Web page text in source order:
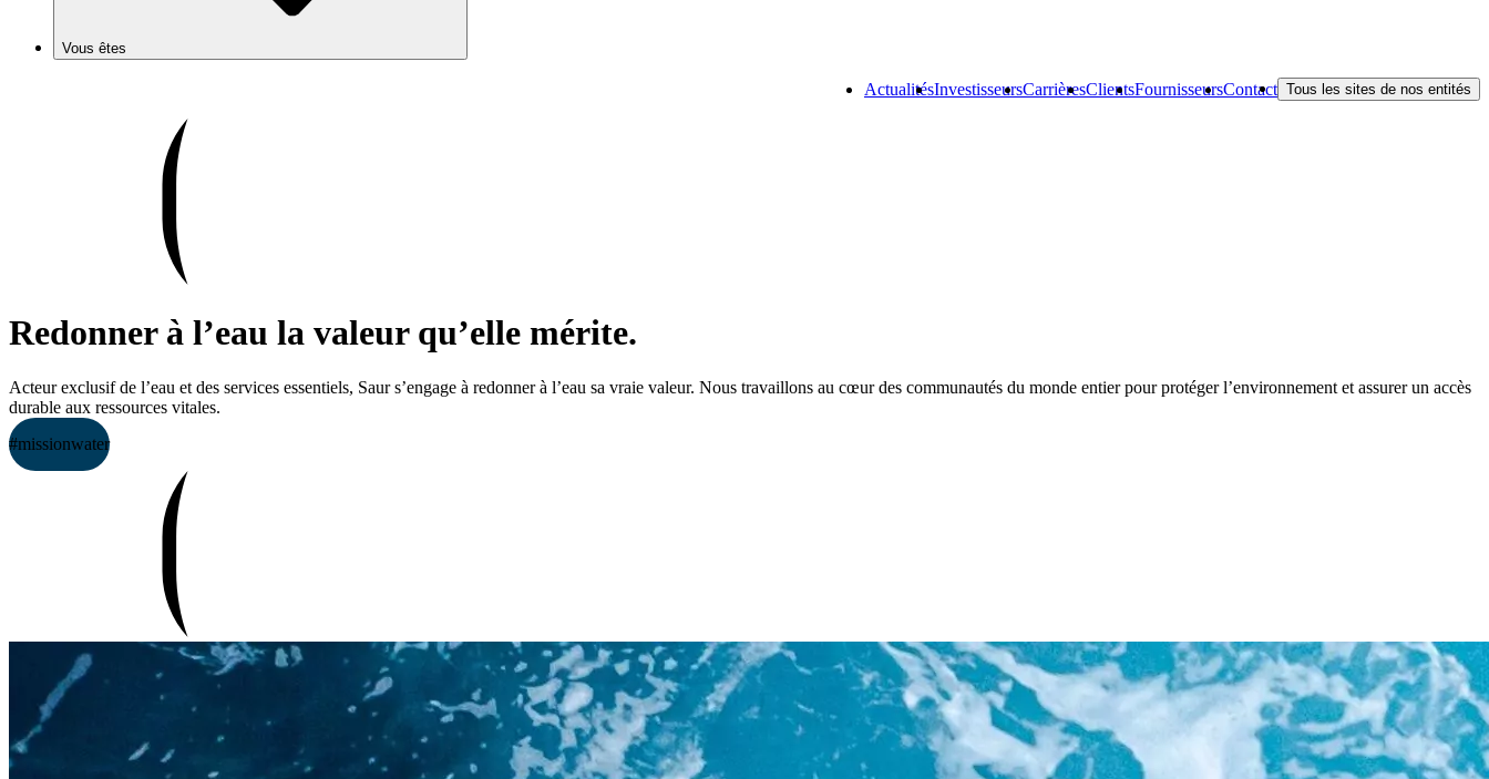
Vous êtes
ActualitésInvestisseursCarrièresClientsFournisseursContact Tous les sites de nos entités
Redonner à l’eau la valeur qu’elle mérite.
Acteur exclusif de l’eau et des services essentiels, Saur s’engage à redonner à l’eau sa vraie valeur. Nous travaillons au cœur des communautés du monde entier pour protéger l’environnement et assurer un accès
durable aux ressources vitales.
#missionwater